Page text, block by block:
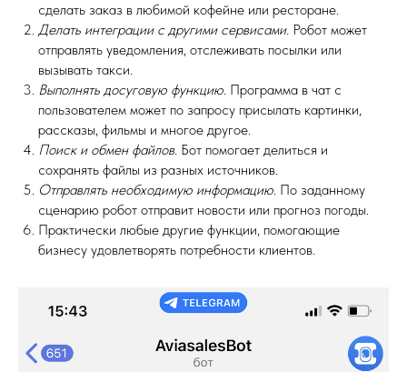
сделать заказ в любимой кофейне или ресторане.
Делать интеграции с другими сервисами. Робот может
отправлять уведомления, отслеживать посылки или
вызывать такси.
Выполнять досуговую функцию. Программа в чат с
пользователем может по запросу присылать картинки,
рассказы, фильмы и многое другое.
Поиск и обмен файлов. Бот помогает делиться и
сохранять файлы из разных источников.
Отправлять необходимую информацию. По заданному
сценарию робот отправит новости или прогноз погоды.
Практически любые другие функции, помогающие
бизнесу удовлетворять потребности клиентов.